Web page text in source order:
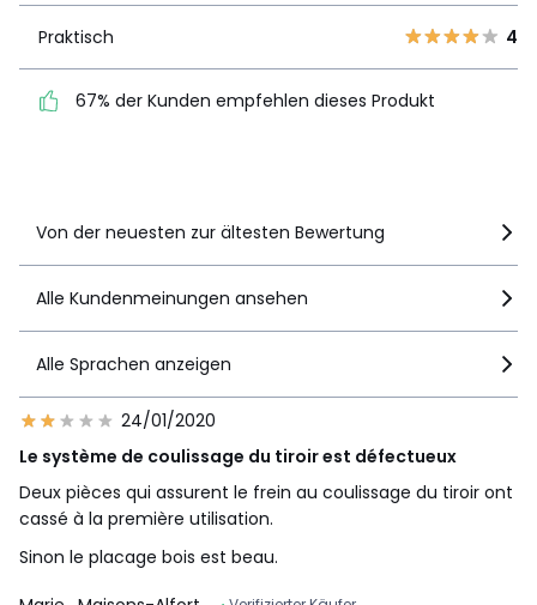
4
empfehlen dieses Produkt
Praktisch 4
67% der Kunden empfehlen dieses Produkt
Von der neuesten zur ältesten Bewertung
Alle Kundenmeinungen ansehen
Alle Sprachen anzeigen
24/01/2020
Le système de coulissage du tiroir est défectueux
Deux pièces qui assurent le frein au coulissage du tiroir ont
cassé à la première utilisation.
Sinon le placage bois est beau.